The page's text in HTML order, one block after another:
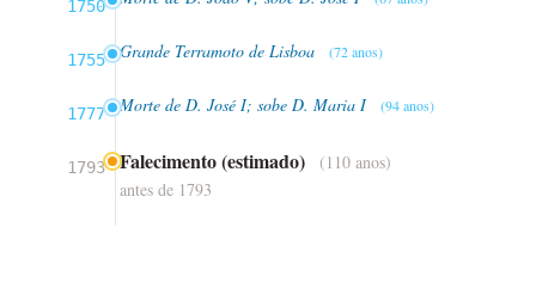
1750
1755 Grande Terramoto de Lisboa (72 anos)
1777 Morte de D. José I; sobe D. Maria I (94 anos)
1793 Falecimento (estimado)
(110 anos)
antes de 1793